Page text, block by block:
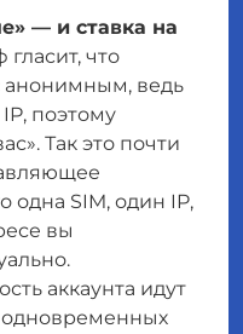
— и ставка на
что
анонимным, ведь
поэтому
Так это почти
одна SIM, один IP,
вы
аккаунта идут
одновременных